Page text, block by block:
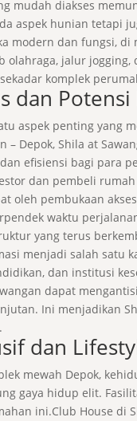
mudah diakses
aspek hunian tetapi
modern dan fungsi,
olahraga, jalur
komplek
dan Potensi
aspek penting yang
– Depok, Shila at
efisiensi bagi para
dan pembeli
oleh pembukaan
waktu
yang terus
menjadi salah satu
dan institusi
dapat
Ini menjadikan
dan
mewah Depok,
gaya hidup elit.
ini.Club House di